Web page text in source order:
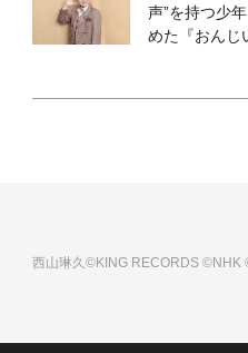
声”を持つ少
めた『おんじ
西山琳久©KING RECORDS©NHK